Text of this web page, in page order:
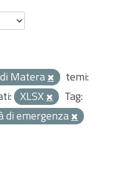
Matera
temi:
XLSX
Tag:
di emergenza